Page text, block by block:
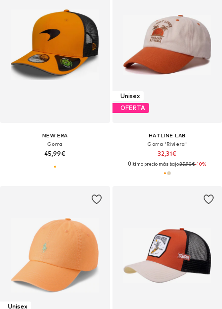
NEW ERA
Gorra
45,99€
Unisex
OFERTA
HATLINE LAB
Gorra 'Riviera'
32,31€
Último precio más bajo:35,90€-10%
Unisex